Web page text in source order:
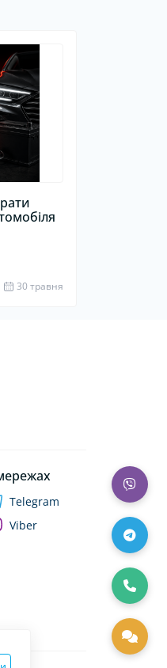
30 травня
Telegram
Viber